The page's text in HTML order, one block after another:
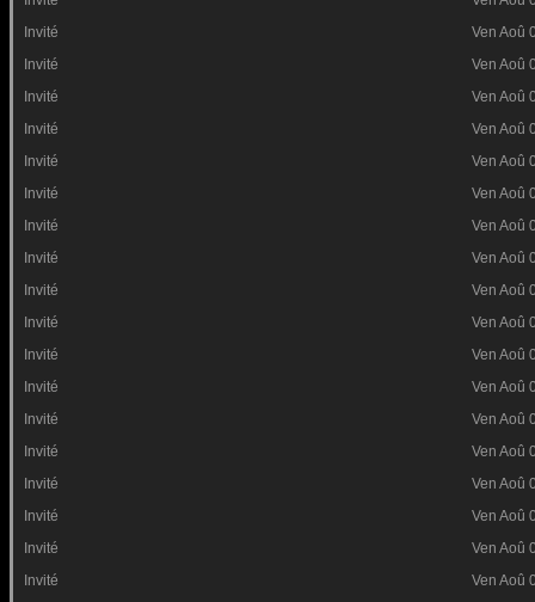
Invité
Ven Aoû
Invité
Ven Aoû
Invité
Ven Aoû
Invité
Ven Aoû
Invité
Ven Aoû
Invité
Ven Aoû
Invité
Ven Aoû
Invité
Ven Aoû
Invité
Ven Aoû
Invité
Ven Aoû
Invité
Ven Aoû
Invité
Ven Aoû
Invité
Ven Aoû
Invité
Ven Aoû
Invité
Ven Aoû
Invité
Ven Aoû
Invité
Ven Aoû
Invité
Ven Aoû